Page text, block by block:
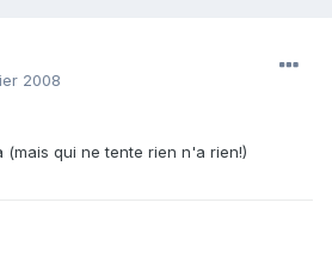
2008
qui ne tente rien n'a rien!)